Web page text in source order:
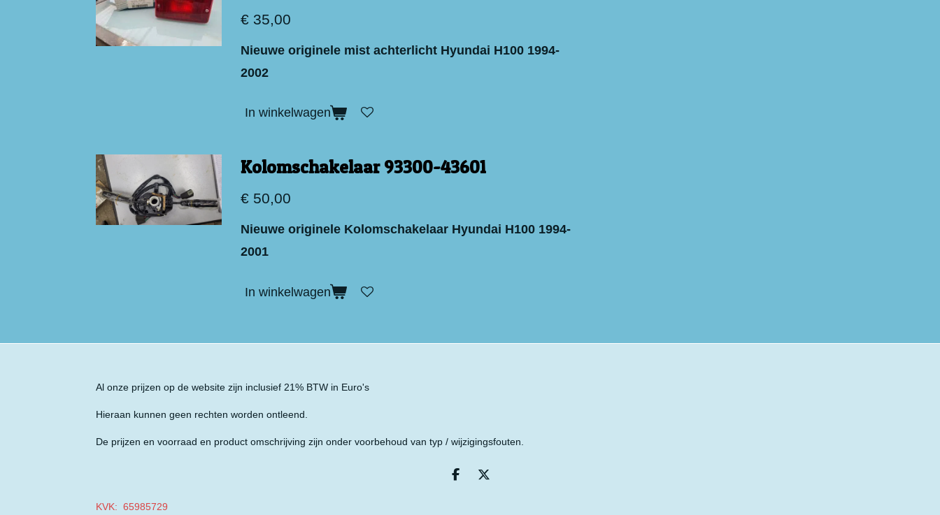
€ 35,00
Nieuwe originele mist achterlicht Hyundai H100 1994-
2002
In winkelwagen
Kolomschakelaar 93300-43601
€ 50,00
Nieuwe originele Kolomschakelaar Hyundai H100 1994-
2001
In winkelwagen
Al onze prijzen op de website zijn inclusief 21% BTW in Euro's
Hieraan kunnen geen rechten worden ontleend.
De prijzen en voorraad en product omschrijving zijn onder voorbehoud van typ / wijzigingsfouten.
D
D
KVK: 65985729